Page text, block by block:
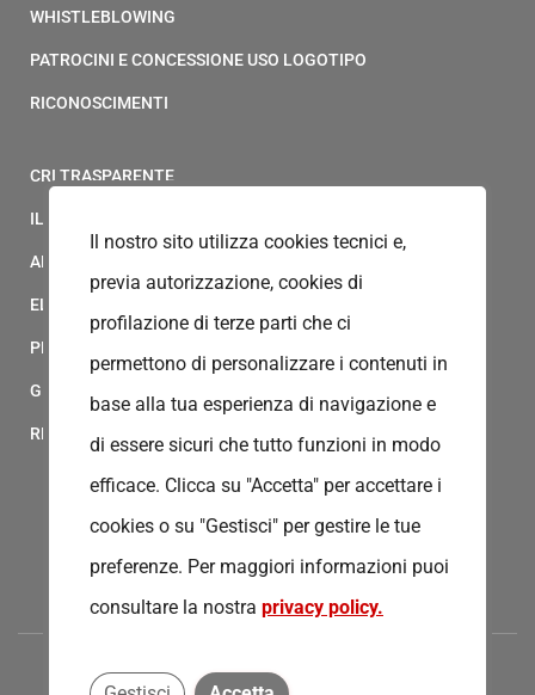
WHISTLEBLOWING
PATROCINI E CONCESSIONE USO LOGOTIPO
RICONOSCIMENTI
CRI TRASPARENTE
IL MODELLO 231 DELLA CROCE ROSSA ITALIANA
ALBO FORNITORI
ELENCO AVVOCATI
PRIVACY
GESTIONALE GAIA
RED CLOUD
Il nostro sito utilizza cookies tecnici e,
previa autorizzazione, cookies di
profilazione di terze parti che ci
permettono di personalizzare i contenuti in
base alla tua esperienza di navigazione e
di essere sicuri che tutto funzioni in modo
efficace. Clicca su "Accetta" per accettare i
cookies o su "Gestisci" per gestire le tue
preferenze. Per maggiori informazioni puoi
consultare la nostra privacy policy.